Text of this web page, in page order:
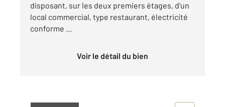
disposant, sur les deux premiers étages, d'un
local commercial, type restaurant, électricité
conforme ...
Voir le détail du bien